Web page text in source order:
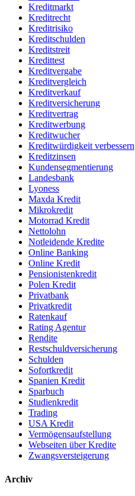
Kreditmarkt
Kreditrecht
Kreditrisiko
Kreditschulden
Kreditstreit
Kredittest
Kreditvergabe
Kreditvergleich
Kreditverkauf
Kreditversicherung
Kreditvertrag
Kreditwerbung
Kreditwucher
Kreditwürdigkeit verbessern
Kreditzinsen
Kundensegmentierung
Landesbank
Lyoness
Maxda Kredit
Mikrokredit
Motorrad Kredit
Nettolohn
Notleidende Kredite
Online Banking
Online Kredit
Pensionistenkredit
Polen Kredit
Privatbank
Privatkredit
Ratenkauf
Rating Agentur
Rendite
Restschuldversicherung
Schulden
Sofortkredit
Spanien Kredit
Sparbuch
Studienkredit
Trading
USA Kredit
Vermögensaufstellung
Webseiten über Kredite
Zwangsversteigerung
Archiv